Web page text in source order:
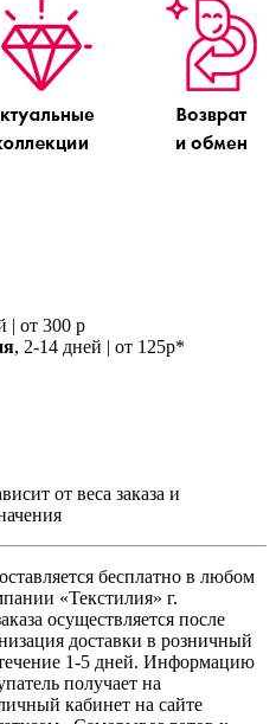
| от 300 р
, 2-14 дней | от 125р*
от веса заказа и
бесплатно в любом
«Текстилия» г.
осуществляется после
доставки в розничный
1-5 дней. Информацию
получает на
кабинет на сайте